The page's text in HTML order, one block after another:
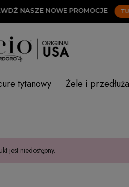
NASZE NOWE PROMOCJE TUTAJ!
tytanowy Żele i
jest niedostępny.